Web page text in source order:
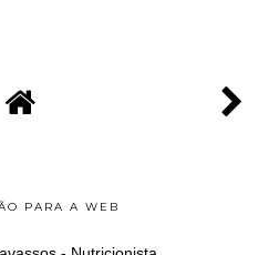
PARA A WEB